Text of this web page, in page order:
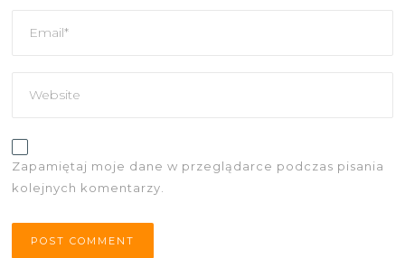
Zapamiętaj moje dane w przeglądarce podczas pisania
kolejnych komentarzy.